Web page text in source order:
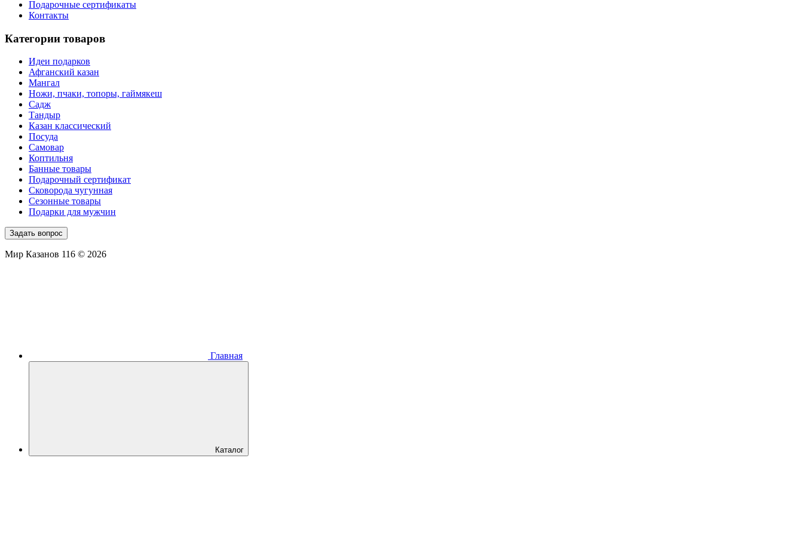
Подарочные сертификаты
Контакты
Категории товаров
Идеи подарков
Афганский казан
Мангал
Ножи, пчаки, топоры, гаймякеш
Садж
Тандыр
Казан классический
Посуда
Самовар
Коптильня
Банные товары
Подарочный сертификат
Сковорода чугунная
Сезонные товары
Подарки для мужчин
Задать вопрос
Мир Казанов 116 © 2026
Главная
Каталог